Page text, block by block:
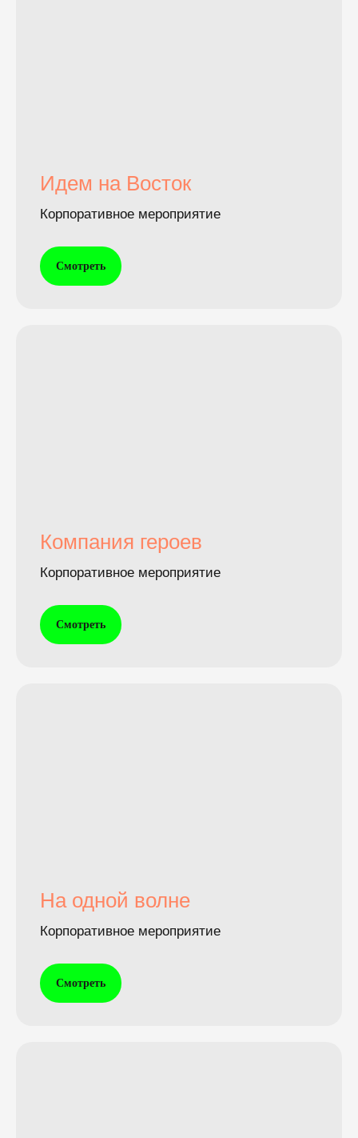
Идем на Восток
Корпоративное мероприятие
Смотреть
Компания героев
Корпоративное мероприятие
Смотреть
На одной волне
Корпоративное мероприятие
Смотреть